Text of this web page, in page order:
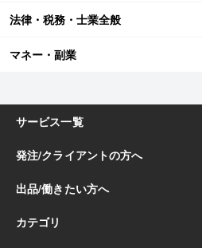
法律・税務・士業全般
マネー・副業